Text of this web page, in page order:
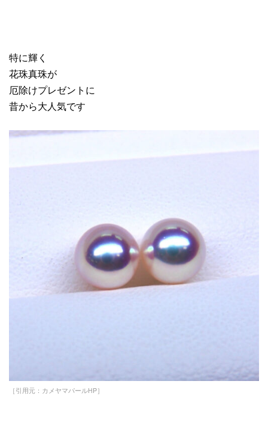
特に輝く
花珠真珠が
厄除けプレゼントに
昔から大人気です
［引用元：カメヤマパールHP］